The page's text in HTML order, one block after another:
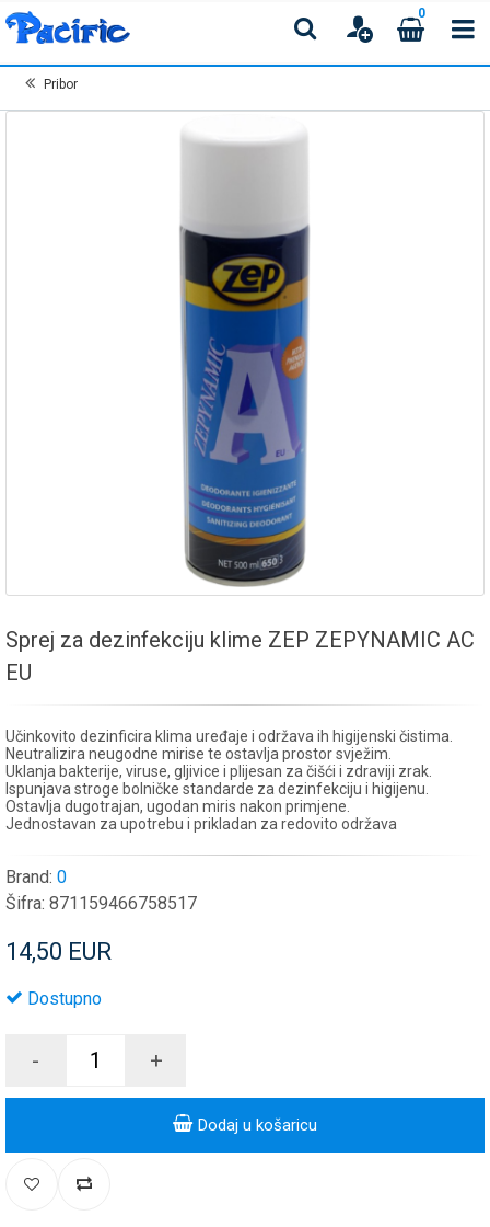
0
Pribor
Sprej za dezinfekciju klime ZEP ZEPYNAMIC AC
EU
Učinkovito dezinficira klima uređaje i održava ih higijenski čistima.
Neutralizira neugodne mirise te ostavlja prostor svježim.
Uklanja bakterije, viruse, gljivice i plijesan za čišći i zdraviji zrak.
Ispunjava stroge bolničke standarde za dezinfekciju i higijenu.
Ostavlja dugotrajan, ugodan miris nakon primjene.
Jednostavan za upotrebu i prikladan za redovito održava
Brand: 0
Šifra: 871159466758517
14,50 EUR
Dostupno
- +
Dodaj u košaricu